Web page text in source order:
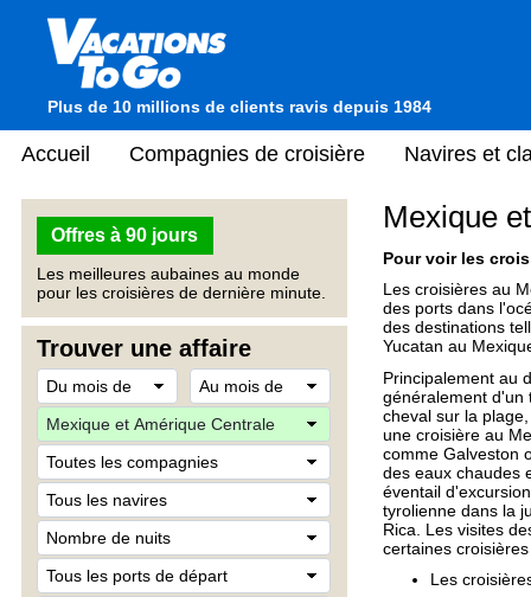
Plus de 10 millions de clients ravis depuis 1984
Accueil Compagnies de croisière Navires et
Offres à 90 jours
Les meilleures aubaines au monde
pour les croisières de dernière minute.
Trouver une affaire
Mexique
Pour voir les
Les croisières au
des ports dans
des destinations
Yucatan au
Principalement au
généralement d'un
cheval sur la
une croisière au
comme Galveston
des eaux chaudes
éventail
tyrolienne dans la
Rica. Les visites
certaines
Les